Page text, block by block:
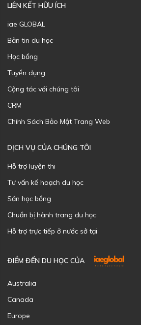
LIÊN KẾT HỮU ÍCH
iae GLOBAL
Bản tin du học
Học bổng
Tuyển dụng
Cộng tác với chúng tôi
CRM
Chính Sách Bảo Mật Trang Web
DỊCH VỤ CỦA CHÚNG TÔI
Hỗ trợ luyện thi
Tư vấn kế hoạch du học
Săn học bổng
Chuẩn bị hành trang du học
Hỗ trợ trực tiếp ở nước sở tại
ĐIỂM ĐẾN DU HỌC CỦA
Australia
Canada
Europe